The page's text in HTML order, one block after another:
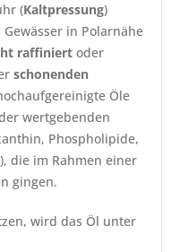
(Kaltpressung)
in Polarnähe
raffiniert oder
schonenden
Öle
wertgebenden
Phospholipide,
die im Rahmen einer
gingen.
wird das Öl unter